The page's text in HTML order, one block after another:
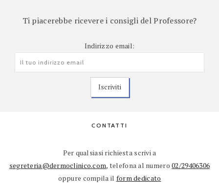
Ti piacerebbe ricevere i consigli del Professore?
Indirizzo email:
CONTATTI
Per qualsiasi richiesta scrivi a
segreteria@dermoclinico.com, telefona al numero02/29406306
oppure compila il form dedicato